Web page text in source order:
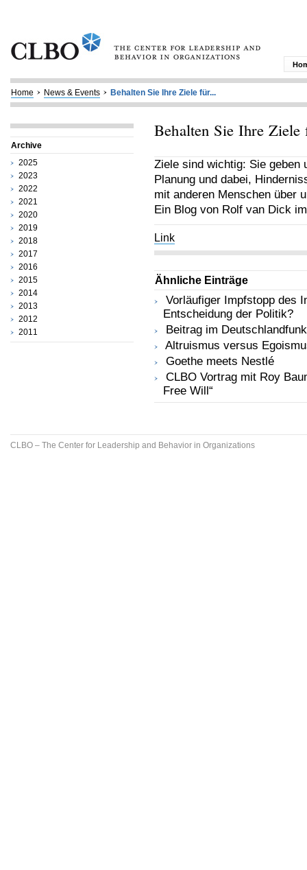
Home News & Events Behalten Sie Ihre Ziele für...
Archive
2025
2023
2022
2021
2020
2019
2018
2017
2016
2015
2014
2013
2012
2011
Behalten Sie Ihre
Ziele sind wichtig: Sie geben
Planung und dabei,
mit anderen Menschen über
Ein Blog von Rolf van Dick
Link
Ähnliche Einträge
Vorläufiger Impfstopp des
Entscheidung der Politik?
Beitrag im
Altruismus versus
Goethe meets Nestlé
CLBO Vortrag mit Roy
Free Will“
CLBO – The Center for Leadership and Behavior in Organizations